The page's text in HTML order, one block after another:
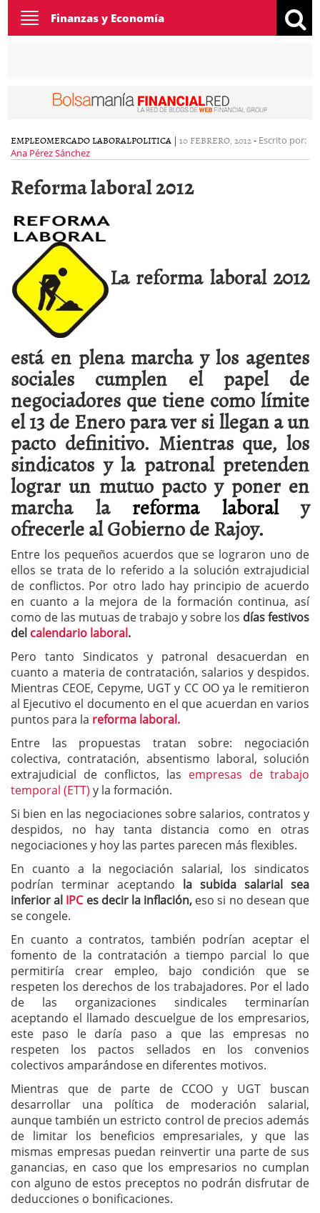
Toggle
navigation
Finanzas y Economía
EMPLEOMERCADO LABORALPOLITICA | 10 FEBRERO, 2012- Escrito por:
Ana Pérez Sánchez
Reforma laboral 2012
La reforma laboral 2012
está en plena marcha y los agentes
sociales cumplen el papel de
negociadores que tiene como límite
el 13 de Enero para ver si llegan a un
pacto definitivo. Mientras que, los
sindicatos y la patronal pretenden
lograr un mutuo pacto y poner en
marcha la reforma laboraly
ofrecerle al Gobierno de Rajoy.
Entre los pequeños acuerdos que se lograron uno de
ellos se trata de lo referido a la solución extrajudicial
de conflictos. Por otro lado hay principio de acuerdo
en cuanto a la mejora de la formación continua, así
como de las mutuas de trabajo y sobre los días festivos
del calendario laboral.
Pero tanto Sindicatos y patronal desacuerdan en
cuanto a materia de contratación, salarios y despidos.
Mientras CEOE, Cepyme, UGT y CC OO ya le remitieron
al Ejecutivo el documento en el que acuerdan en varios
puntos para la reforma laboral.
Entre las propuestas tratan sobre: negociación
colectiva, contratación, absentismo laboral, solución
extrajudicial de conflictos, las empresas de trabajo
temporal (ETT) y la formación.
Si bien en las negociaciones sobre salarios, contratos y
despidos, no hay tanta distancia como en otras
negociaciones y hoy las partes parecen más flexibles.
En cuanto a la negociación salarial, los sindicatos
podrían terminar aceptando la subida salarial sea
inferior al IPCes decir la inflación, eso si no desean que
se congele.
En cuanto a contratos, también podrían aceptar el
fomento de la contratación a tiempo parcial lo que
permitiría crear empleo, bajo condición que se
respeten los derechos de los trabajadores. Por el lado
de las organizaciones sindicales terminarían
aceptando el llamado descuelgue de los empresarios,
este paso le daría paso a que las empresas no
respeten los pactos sellados en los convenios
colectivos amparándose en diferentes motivos.
Mientras que de parte de CCOO y UGT buscan
desarrollar una política de moderación salarial,
aunque también un estricto control de precios además
de limitar los beneficios empresariales, y que las
mismas empresas puedan reinvertir una parte de sus
ganancias, en caso que los empresarios no cumplan
con alguno de estos preceptos no podrán disfrutar de
deducciones o bonificaciones.